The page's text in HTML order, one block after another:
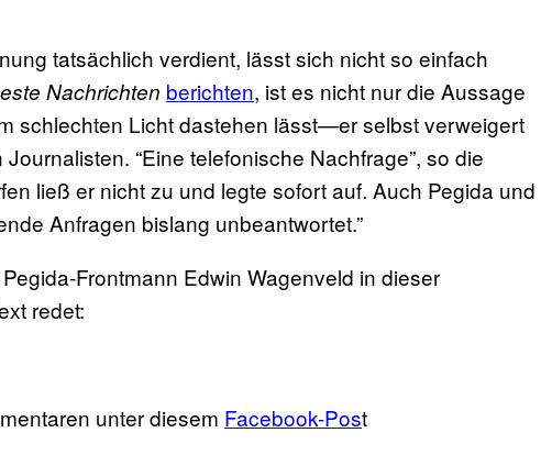
tatsächlich verdient, lässt sich nicht so einfach
Nachrichten berichten, ist es nicht nur die Aussage
schlechten Licht dastehen lässt—er selbst verweigert
“Eine telefonische Nachfrage”, so die
ließ er nicht zu und legte sofort auf. Auch Pegida und
Anfragen bislang unbeantwortet.”
Frontmann Edwin Wagenveld in dieser
redet:
unter diesem Facebook-Post